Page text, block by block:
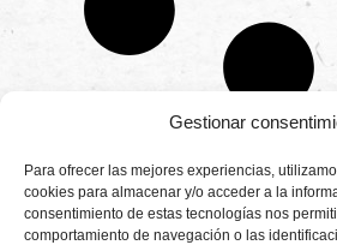
Gestionar
Para ofrecer las mejores experiencias,
cookies para almacenar y/o acceder a la
consentimiento de estas tecnologías nos
comportamiento de navegación o las
Productores
de
fresas,
Camino de
Montemayor s/n
21800 Moguer.
Huelva ESPAÑA.